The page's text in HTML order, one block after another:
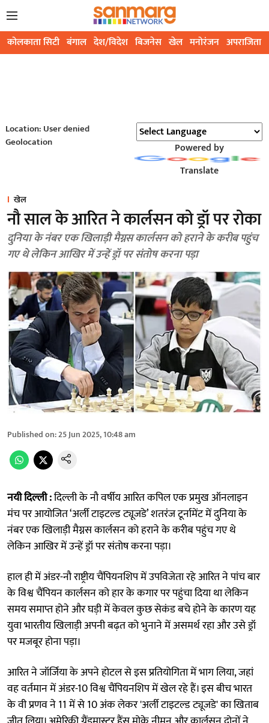
कोलकाता सिटी बंगाल देश/विदेश बिजनेस खेल मनोरंजन अपराजिता
Location: User denied
Geolocation
Powered by
Translate
खेल
नौ साल के आरित ने कार्लसन को ड्रॉ पर रोका
दुनिया के नंबर एक खिलाड़ी मैग्नस कार्लसन को हराने के करीब पहुंच
गए थे लेकिन आखिर में उन्हें ड्रॉ पर संतोष करना पड़ा
Published on:25 Jun 2025, 10:48 am
नयी दिल्ली :दिल्ली के नौ वर्षीय आरित कपिल एक प्रमुख ऑनलाइन
मंच पर आयोजित ‘अर्ली टाइटल्ड ट्यूजडे’ शतरंज टूर्नामेंट में दुनिया के
नंबर एक खिलाड़ी मैग्नस कार्लसन को हराने के करीब पहुंच गए थे
लेकिन आखिर में उन्हें ड्रॉ पर संतोष करना पड़ा।
हाल ही में अंडर-नौ राष्ट्रीय चैंपियनशिप में उपविजेता रहे आरित ने पांच बार
के विश्व चैंपियन कार्लसन को हार के कगार पर पहुंचा दिया था लेकिन
समय समाप्त होने और घड़ी में केवल कुछ सेकंड बचे होने के कारण यह
युवा भारतीय खिलाड़ी अपनी बढ़त को भुनाने में असमर्थ रहा और उसे ड्रॉ
पर मजबूर होना पड़ा।
आरित ने जॉर्जिया के अपने होटल से इस प्रतियोगिता में भाग लिया, जहां
वह वर्तमान में अंडर-10 विश्व चैंपियनशिप में खेल रहे हैं। इस बीच भारत
के वी प्रणव ने 11 में से 10 अंक लेकर 'अर्ली टाइटल्ड ट्यूजडे' का खिताब